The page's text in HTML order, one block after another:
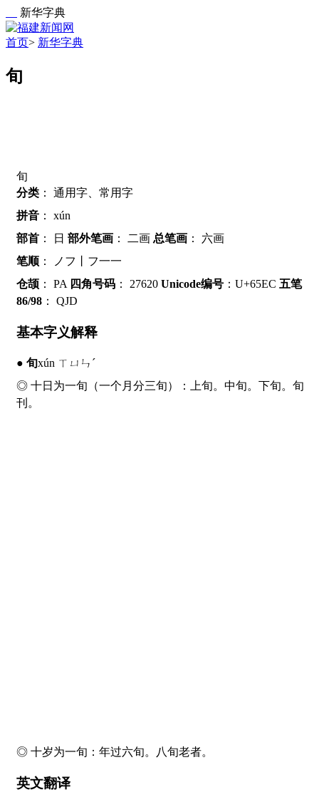
新华字典
首页> 新华字典
旬
旬
分类 ： 通用字、常用字
拼音 ： xún
部首 ： 日 部外笔画 ： 二画 总笔画 ： 六画
笔顺 ：
ノフ丨フ一一
仓颉 ： PA 四角号码 ： 27620 Unicode编号 ：U+65EC 五笔
86/98 ： QJD
基本字义解释
旬xún ㄒㄩㄣˊ
◎ 十日为一旬（一个月分三旬）：上旬。中旬。下旬。 旬
刊。
◎ 十岁为一旬：年过六旬。八旬老者。
英文翻译